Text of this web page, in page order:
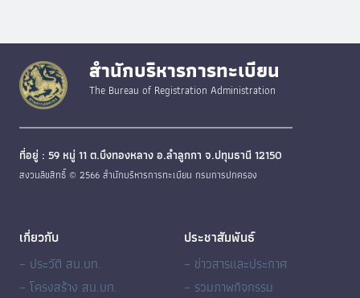
สำนักบริหารการทะเบียน
The Bureau of Registration Administration
ที่อยู่ : 59 หมู่ 11 ต.บึงทองหลาง อ.ลำลูกกา จ.ปทุมธานี 12150
สงวนลิขสิทธิ์ © 2566 สำนักบริหารการทะเบียน กรมการปกครอง
เกี่ยวกับ
– ประวัติ สน.บท.
– โครงสร้าง สน.บท.
ประชาสัมพันธ์
– ข่าวสารและประกาศ
– รวมภาพกิจกรรม